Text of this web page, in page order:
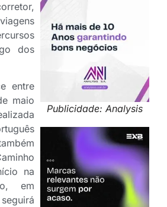
Publicidade: Analysis
dos
entre
maio
na
em